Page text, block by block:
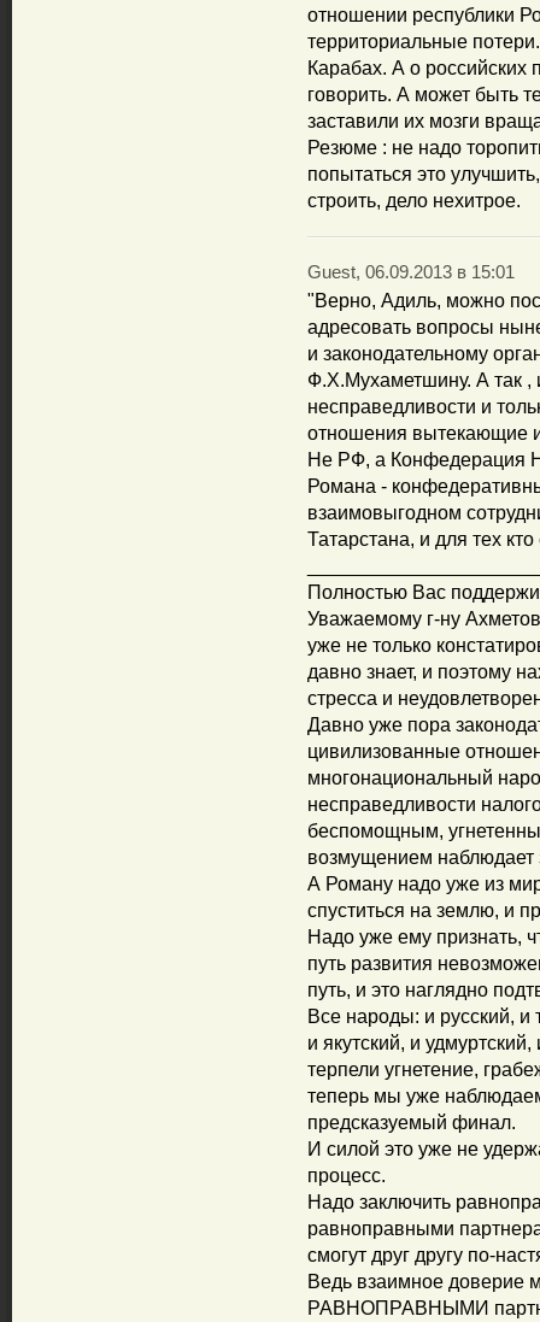
отношении республики
территориальные
Карабах. А о
говорить. А может быть
заставили их мозги
Резюме : не надо
попытаться это
строить, дело нехитрое.
Guest, 06.09.2013 в 15:01
"Верно, Адиль, можно
адресовать вопросы
и законодательному
Ф.Х.Мухаметшину. А так ,
несправедливости и
отношения вытекающие
Не РФ, а
Романа -
взаимовыгодном
Татарстана, и для тех
Полностью Вас
Уважаемому г-ну
уже не только
давно знает, и поэтому
стресса и
Давно уже пора
цивилизованные
многонациональный
несправедливости
беспомощным,
возмущением
А Роману надо уже из
спуститься на землю, и
Надо уже ему признать,
путь развития
путь, и это наглядно
Все народы: и русский, и
и якутский, и
терпели угнетение,
теперь мы уже
предсказуемый финал.
И силой это уже не
процесс.
Надо заключить
равноправными
смогут друг другу по-
Ведь взаимное доверие
РАВНОПРАВНЫМИ